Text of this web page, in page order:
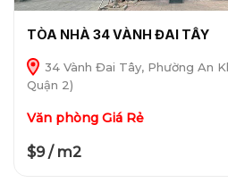
TÒA NHÀ 34 VÀNH ĐAI TÂY
34 Vành Đai Tây, Phường An
Quận 2)
Văn phòng Giá Rẻ
$9 / m2